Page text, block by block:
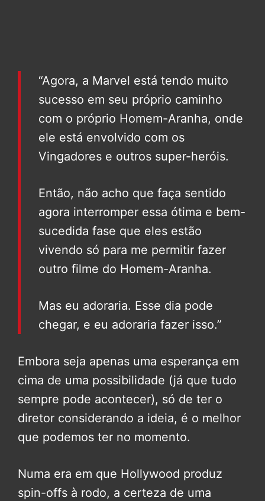
“Agora, a Marvel está tendo muito
sucesso em seu próprio caminho
com o próprio Homem-Aranha, onde
ele está envolvido com os
Vingadores e outros super-heróis.
Então, não acho que faça sentido
agora interromper essa ótima e bem-
sucedida fase que eles estão
vivendo só para me permitir fazer
outro filme do Homem-Aranha.
Mas eu adoraria. Esse dia pode
chegar, e eu adoraria fazer isso.”
Embora seja apenas uma esperança em
cima de uma possibilidade (já que tudo
sempre pode acontecer), só de ter o
diretor considerando a ideia, é o melhor
que podemos ter no momento.
Numa era em que Hollywood produz
spin-offs à rodo, a certeza de uma